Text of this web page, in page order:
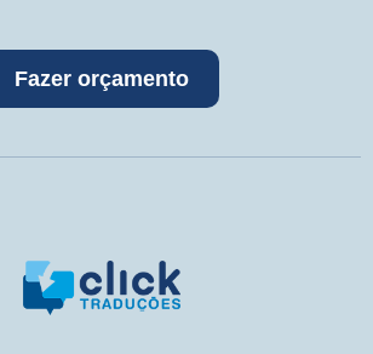
Fazer orçamento